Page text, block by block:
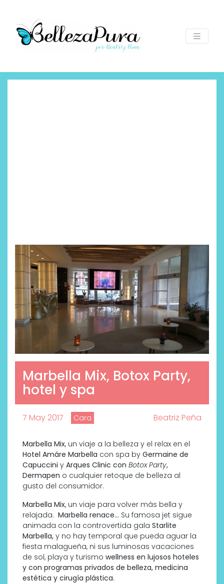
Marbella Mix, Botox Party,
hotel y spa
7 May 2017 Cara Beatriz Peña
Marbella Mix, un viaje a la belleza y el relax en el
Hotel Amáre Marbella con spa by Germaine de
Capuccini y Arques Clinic con Botox Party,
Dermapen o cualquier retoque de belleza al
gusto del consumidor.
Marbella Mix, un viaje para volver más bella y
relajada. Marbella renace… Su famosa jet sigue
animada con la controvertida gala Starlite
Marbella, y no hay temporal que pueda aguar la
fiesta malagueña, ni sus luminosas vacaciones
de sol, playa y turismo wellness en lujosos hoteles
y con programas privados de belleza, medicina
estética y cirugía plástica.